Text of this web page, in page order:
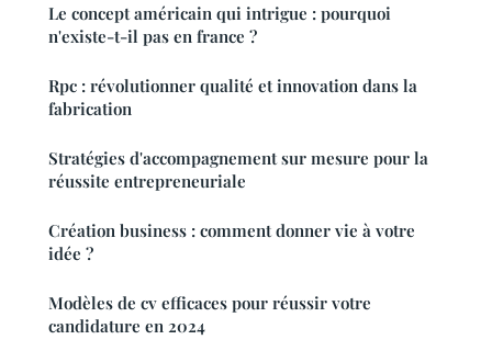
Le concept américain qui intrigue : pourquoi
n'existe-t-il pas en france ?
Rpc : révolutionner qualité et innovation dans la
fabrication
Stratégies d'accompagnement sur mesure pour la
réussite entrepreneuriale
Création business : comment donner vie à votre
idée ?
Modèles de cv efficaces pour réussir votre
candidature en 2024